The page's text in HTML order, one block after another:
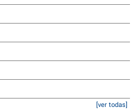
[ver todas]